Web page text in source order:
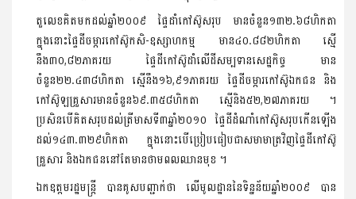
តួលេខ​គិត​មកដល់​ឆ្នាំ២០០៩ ផ្ទៃ​ដាំ​កៅស៊ូ​សរុប​ មាន​ចំនួន១៣២.៦៨ហិកតា​
ក្នុងនោះ​ផ្ទៃដី​ចម្ការកៅស៊ូ​ក​សិ-ឧស្សាហកម្ម​ មាន៤០.៨៨២ហិកតា ស្មើ
នឹង៣០,៨២ភាគរយ ផ្ទៃដី​កៅស៊ូ​ដាំ​លើដី​សម្បទាន​សេដ្ឋកិច្ច​ មាន​
ចំនួន២២.៤៣៨ហិកតា ស្មើនឹង១៦,៩១ភាគរយ ផ្ទៃដី​ចម្ការកៅស៊ូ​ឯកជន និង​
កៅស៊ូ​ឡ​គ្រួសារ​មាន​ចំនួន៦៩.៣៥៨ហិកតា ស្មើ​និង៥២,២៧ភាគរយ ។
ប្រសិនបើ​គិត​សរុប​ដល់​ត្រីមាស​ទី៣ឆ្នាំ២០១០ ផ្ទៃដី​ដំណាំ​កៅស៊ូ​សរុប​កើនឡើង​
ដល់១៤៣.៣២៩ហិកតា ក្នុងនោះ​បើ​ប្រៀបធៀប​ជា​សមាមាត្រ​វិញ​ផ្ទៃដី​កៅស៊ូ​
គ្រួសារ និង​ឯកជន​នៅតែមាន​ថាមពល​ឈានមុខ ។
ឯកឧត្ដម​រដ្ឋមន្ដ្រី​ បាន​គូសបញ្ជាក់ថា លើ​មូលដ្ឋាន​នៃ​ទិន្នន័យ​ឆ្នាំ២០០៩ បាន​